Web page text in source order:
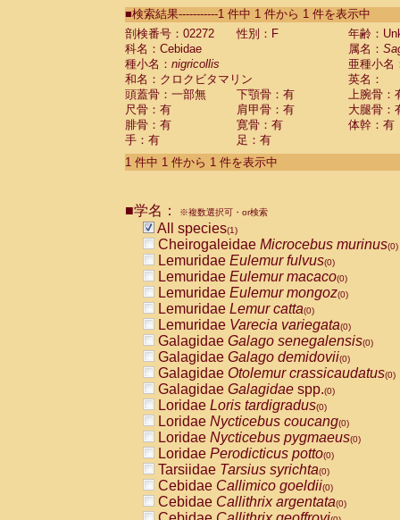
CebidaeSaguinus labiatus(0)
Cebidae Saguinus leucopus (0)
Cebidae
CebidaeSaguinus mystax
CebidaeSaguinus nigricollis (1)
Cebidae Saguinus oedipus
Cebidae Saguinus weddelli
Cebidae Saguinusspp.
Cebidae Aotus trivirgatus
Cebidae Cebus albifrons
CebidaeCebus nigrivittatus
CebidaeCebus
CebidaeSaimiri boliviensis(0)
CebidaeSaimiri sciureus(0)
AtelidaeAlouatta caraya(0)
AtelidaeAlouatta fusca(0)
AtelidaeAlouatta seniculus
AtelidaeAlouattaspp.(0)
AtelidaeAteles belzebuth(0)
AtelidaeAteles geoffroyi(0)
AtelidaeAteles paniscus(0)
AtelidaeAtelesspp.(0)
Atelidae Lagothrix lagothricha
AtelidaeLagothrix lagothricha cana
PitheciidaeCacajao calvus
PitheciidaeCallicebus cupreus
PitheciidaeCallicebus donacophilus
PitheciidaeCallicebus moloch
PitheciidaeCallicebus torquatus
PitheciidaeCallicebusspp.(0)
■検索結果-----------1 件中 1 件から 1 件を表示中
剖検番号：02272
性別：F
年齢：
科名：Cebidae
属名：
種小名： nigricollis
亜種小名
和名：クロクビタマリン
英名：
頭蓋骨：一部無
下顎骨：有
上腕骨：
尺骨：有
肩甲骨：有
大腿骨：
腓骨：有
寛骨：有
体幹：有
手：有
足：有
1 件中 1 件から 1 件を表示中
■学名： ※複数選択可・or検索
All species(1)
Cheirogaleidae Microcebus murinus(0)
Lemuridae Eulemur fulvus(0)
Lemuridae Eulemur macaco(0)
Lemuridae Eulemur mongoz(0)
Lemuridae Lemur catta(0)
Lemuridae Varecia variegata(0)
Galagidae Galago senegalensis(0)
Galagidae Galago demidovii(0)
Galagidae Otolemur crassicaudatus(0)
Galagidae Galagidae spp.(0)
Loridae Loris tardigradus(0)
Loridae Nycticebus coucang(0)
Loridae Nycticebus pygmaeus(0)
Loridae Perodicticus potto(0)
Tarsiidae Tarsius syrichta(0)
Cebidae Callimico goeldii(0)
Cebidae Callithrix argentata(0)